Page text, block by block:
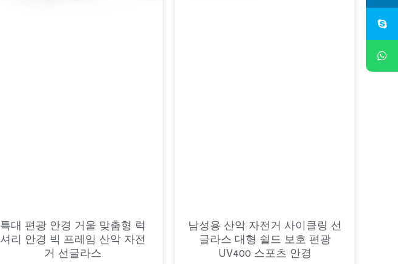
특대 편광 안경 거울 맞춤형 럭
셔리 안경 빅 프레임 산악 자전
거 선글라스
남성용 산악 자전거 사이클링 선
글라스 대형 쉴드 보호 편광
UV400 스포츠 안경